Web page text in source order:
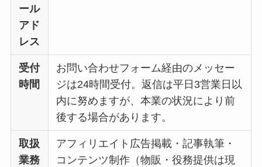
ール
アド
レス
受付
時間
お問い合わせフォーム経由のメッセー
ジは24時間受付。返信は平日3営業日以
内に努めますが、本業の状況により前
後する場合があります。
取扱
業務
アフィリエイト広告掲載・記事執筆・
コンテンツ制作（物販・役務提供は現